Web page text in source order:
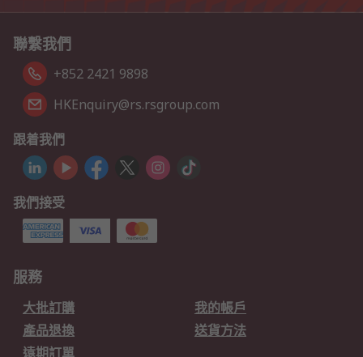
聯繫我們
+852 2421 9898
HKEnquiry@rs.rsgroup.com
跟着我們
我們接受
服務
大批訂購
我的帳戶
產品退換
送貨方法
遠期訂單